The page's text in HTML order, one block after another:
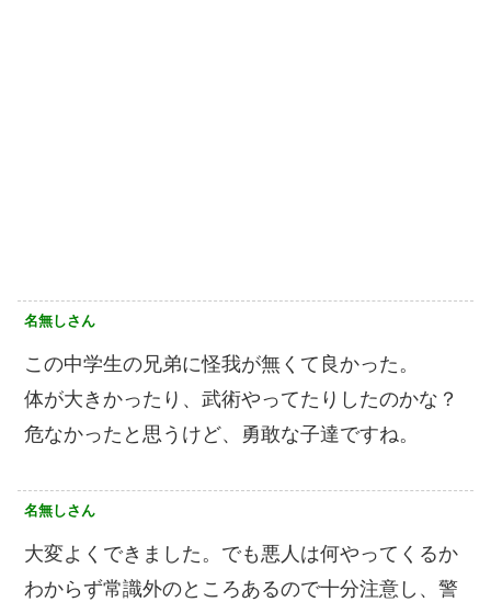
名無しさん
この中学生の兄弟に怪我が無くて良かった。
体が大きかったり、武術やってたりしたのかな？
危なかったと思うけど、勇敢な子達ですね。
名無しさん
大変よくできました。でも悪人は何やってくるか
わからず常識外のところあるので十分注意し、警